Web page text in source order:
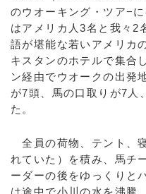
のウオーキング・ツア−
はアメリカ人3名と我々2
語が堪能な若いアメリカ
キスタンのホテルで集合
ン経由でウオークの出発
が7頭、馬の口取りが7人
た。
全員の荷物、テント、
れていた）を積み、馬チ
ーダーの後をゆっくりと
は途中で小川の水を沸騰